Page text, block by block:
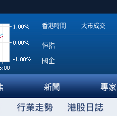
香港時間 大市成交
恒指
國企
新聞 專家